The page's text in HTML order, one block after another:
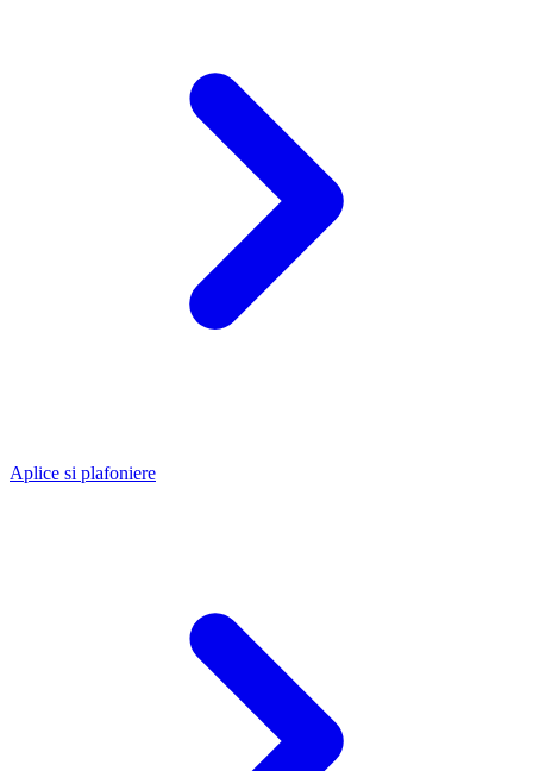
Aplice si plafoniere